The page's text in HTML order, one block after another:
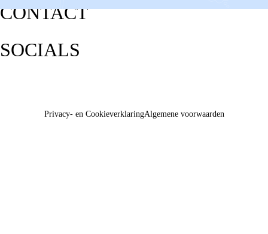
CONTACT
SOCIALS
Privacy- en CookieverklaringAlgemene voorwaarden